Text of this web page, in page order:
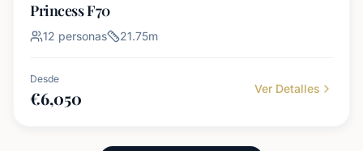
Princess F70
12 personas 21.75m
Desde
€6,050 Ver Detalles